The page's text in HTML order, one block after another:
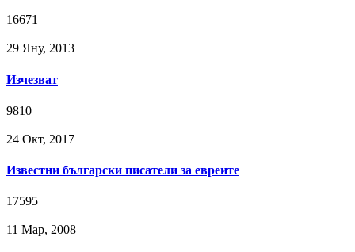
16671
29 Яну, 2013
Изчезват
9810
24 Окт, 2017
Известни български писатели за евреите
17595
11 Мар, 2008